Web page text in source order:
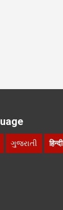
ગુજરાતી हिन्दी